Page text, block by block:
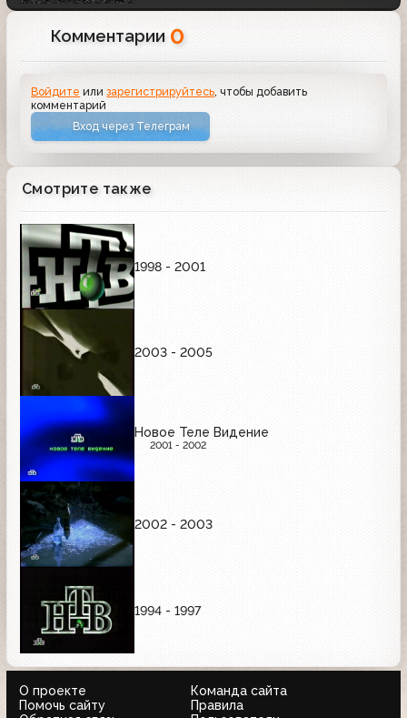
Комментарии 0
Войдите илизарегистрируйтесь, чтобы добавить
комментарий
Вход через Телеграм
Смотрите также
1998 - 2001
2003 - 2005
Новое Теле Видение
2001 - 2002
2002 - 2003
1994 - 1997
О проекте
Команда сайта
Помочь сайту
Правила